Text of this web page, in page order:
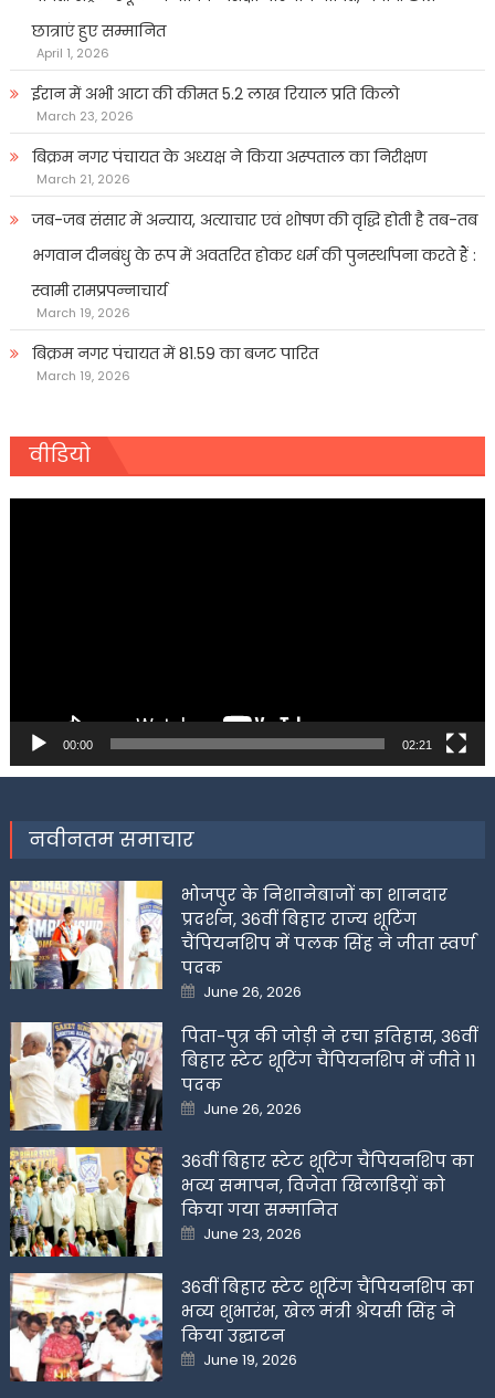
छात्राएं हुए सम्मानित
April 1, 2026
ईरान में अभी आटा की कीमत 5.2 लाख रियाल प्रति किलो
March 23, 2026
बिक्रम नगर पंचायत के अध्यक्ष ने किया अस्पताल का निरीक्षण
March 21, 2026
जब-जब संसार में अन्याय, अत्याचार एवं शोषण की वृद्धि होती है तब-तब
भगवान दीनबंधु के रूप में अवतरित होकर धर्म की पुनर्स्थापना करते हैं :
स्वामी रामप्रपन्नाचार्य
March 19, 2026
बिक्रम नगर पंचायत में 81.59 का बजट पारित
March 19, 2026
वीडियो
00:00 02:21
नवीनतम समाचार
भोजपुर के निशानेबाजों का शानदार
प्रदर्शन, 36वीं बिहार राज्य शूटिंग
चैंपियनशिप में पलक सिंह ने जीता स्वर्ण
पदक
Posted
on
June 26, 2026
पिता-पुत्र की जोड़ी ने रचा इतिहास, 36वीं
बिहार स्टेट शूटिंग चैंपियनशिप में जीते 11
पदक
Posted
on
June 26, 2026
36वीं बिहार स्टेट शूटिंग चैंपियनशिप का
भव्य समापन, विजेता खिलाडिय़ों को
किया गया सम्मानित
Posted
on
June 23, 2026
36वीं बिहार स्टेट शूटिंग चैंपियनशिप का
भव्य शुभारंभ, खेल मंत्री श्रेयसी सिंह ने
किया उद्घाटन
Posted
on
June 19, 2026